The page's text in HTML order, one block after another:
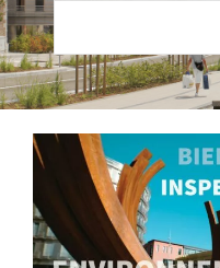
Rechercher